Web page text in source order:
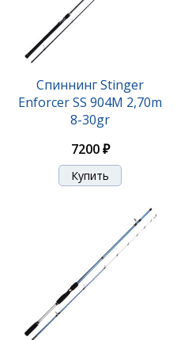
Спиннинг Stinger
Enforcer SS 904M 2,70m
8-30gr
7200 ₽